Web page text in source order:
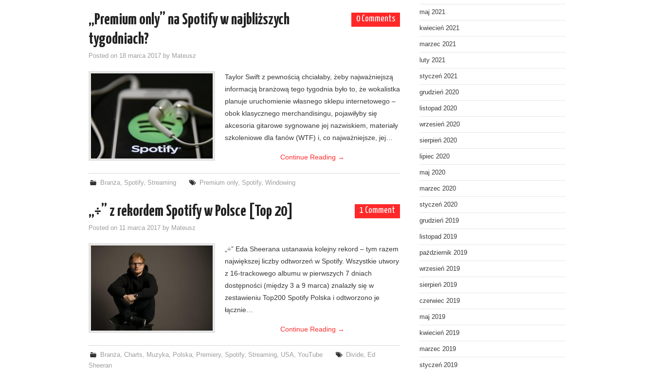
0 Comments
„Premium only” na Spotify w najbliższych
tygodniach?
Posted on 18 marca 2017 by Mateusz
Taylor Swift z pewnością chciałaby, żeby najważniejszą
informacją branżową tego tygodnia było to, że wokalistka
planuje uruchomienie własnego sklepu internetowego –
obok klasycznego merchandisingu, pojawiłyby się
akcesoria gitarowe sygnowane jej nazwiskiem, materiały
szkoleniowe dla fanów (WTF) i, co najważniejsze, jej…
Continue Reading →
Branża, Spotify, Streaming Premium only, Spotify,Windowing
1 Comment
„÷” z rekordem Spotify w Polsce [Top 20]
Posted on 11 marca 2017 by Mateusz
„÷” Eda Sheerana ustanawia kolejny rekord – tym razem
największej liczby odtworzeń w Spotify. Wszystkie utwory
z 16-trackowego albumu w pierwszych 7 dniach
dostępności (między 3 a 9 marca) znalazły się w
zestawieniu Top200 Spotify Polska i odtworzono je
łącznie…
Continue Reading →
Branża,Charts, Muzyka, Polska, Premiery, Spotify, Streaming, USA, YouTube Divide, Ed
Sheeran
maj 2021
kwiecień 2021
marzec 2021
luty 2021
styczeń 2021
grudzień 2020
listopad 2020
wrzesień 2020
sierpień 2020
lipiec 2020
maj 2020
marzec 2020
styczeń 2020
grudzień 2019
listopad 2019
październik 2019
wrzesień 2019
sierpień 2019
czerwiec 2019
maj 2019
kwiecień 2019
marzec 2019
styczeń 2019